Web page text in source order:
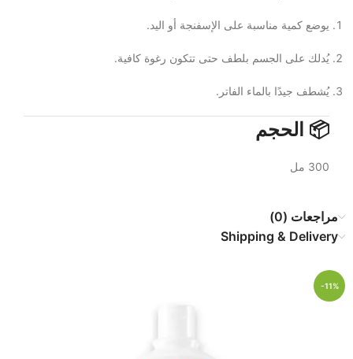
يوضع كمية مناسبة على الإسفنجة أو اليد.
يُدلك على الجسم بلطف حتى تتكون رغوة كافية.
يُشطف جيدًا بالماء الفاتر.
📦 الحجم
300 مل
مراجعات (0)
Shipping & Delivery
-11%